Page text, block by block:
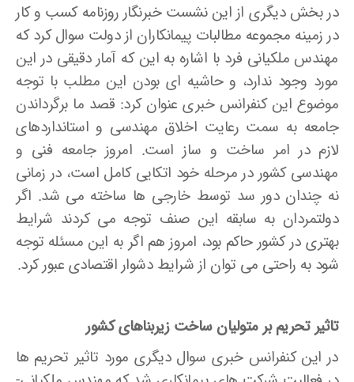
در بخش دیگری از این نشست خبرنگار روزنامه کسب و کار
در زمینه مجموعه مطالبات پیمانکاران از دولت سوال کرد که
مهندس ملکیانی ­فرد با اشاره به این که آمار دقیقی در این
مورد وجود ندارد، و حاشیه­ ای بودن این مطلب با توجه
موضوع این کنفرانس خبری عنوان کرد: قصد ما برگرداندن
جامعه به سمت رعایت اخلاق مهندسی و استانداردهای
لازم در امر ساخت و ساز است. امروز جامعه فنی و
مهندسی کشور در مرحله خود اتکایی کامل است، در زمانی
نه چندان دور سد توسط خارجی­ ها ساخته می ­شد. اگر
دولتمردان به سابقه این صنف توجه می­ کردند شرایط
بهتری در کشور حاکم بود، امروز هم اگر به این مسئله توجه
شود به راحتی می توان از شرایط دشوار اقتصادی عبور کرد.
تاثیر تحریم بر متولیان ساخت زیربناهای کشور
در این کنفرانس خبری سوال دیگری مورد تاثیر تحریم ها